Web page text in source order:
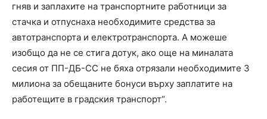
гняв и заплахите на транспортните работници за
стачка и отпуснаха необходимите средства за
автотранспорта и електротранспорта. А можеше
изобщо да не се стига дотук, ако още на миналата
сесия от ПП-ДБ-СС не бяха отрязали необходимите 3
милиона за обещаните бонуси върху заплатите на
работещите в градския транспорт“.